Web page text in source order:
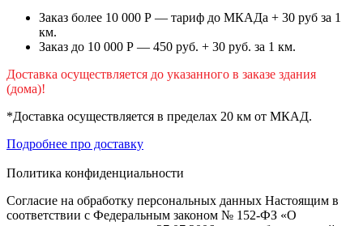
Заказ более 10 000 Р — тариф до МКАДа + 30 руб за 1
км.
Заказ до 10 000 Р — 450 руб. + 30 руб. за 1 км.
Доставка осуществляется до указанного в заказе здания
(дома)!
*Доставка осуществляется в пределах 20 км от МКАД.
Подробнее про доставку
Политика конфиденциальности
Согласие на обработку персональных данных Настоящим в
соответствии с Федеральным законом № 152-ФЗ «О